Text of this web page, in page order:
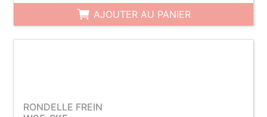
AJOUTER AU PANIER
RONDELLE FREIN